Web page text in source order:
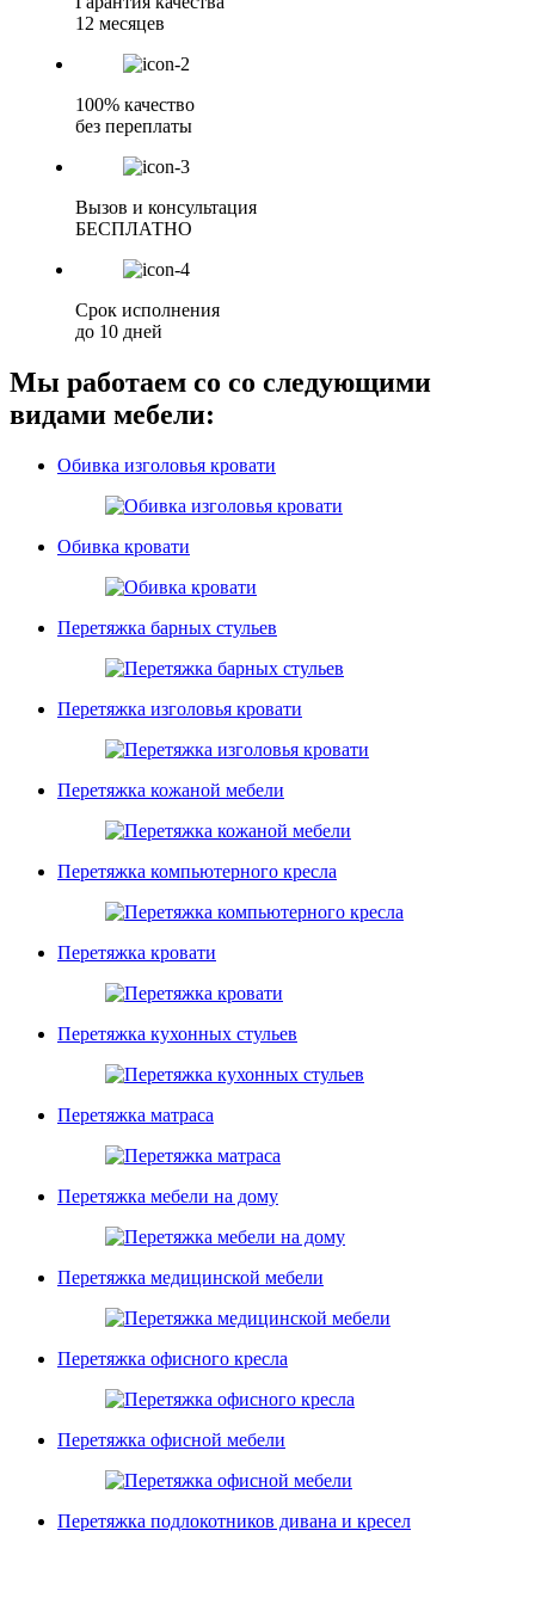
12 месяцев
100% качество
без переплаты
Вызов и консультация
БЕСПЛАТНО
Срок исполнения
до 10 дней
Мы работаем со со следующими
видами мебели:
Обивка изголовья кровати
Обивка кровати
Перетяжка барных стульев
Перетяжка изголовья кровати
Перетяжка кожаной мебели
Перетяжка компьютерного кресла
Перетяжка кровати
Перетяжка кухонных стульев
Перетяжка матраса
Перетяжка мебели на дому
Перетяжка медицинской мебели
Перетяжка офисного кресла
Перетяжка офисной мебели
Перетяжка подлокотников дивана и кресел